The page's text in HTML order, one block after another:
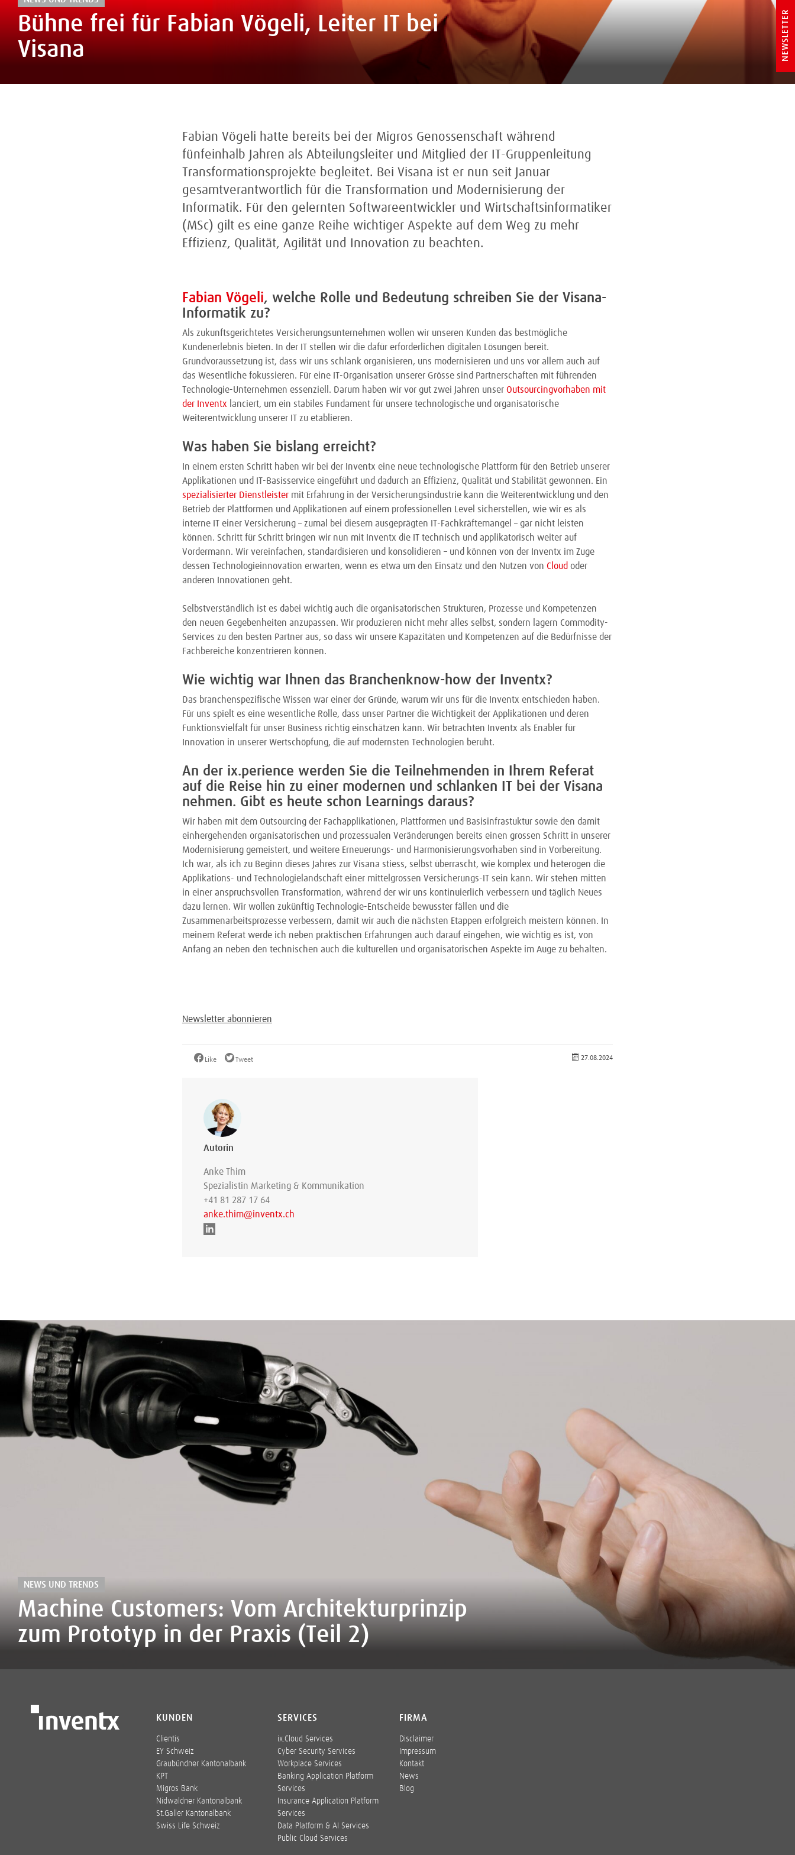
Bühne frei für Fabian Vögeli, Leiter IT bei
Visana
Fabian Vögeli hatte bereits bei der Migros Genossenschaft während
fünfeinhalb Jahren als Abteilungsleiter und Mitglied der IT-Gruppenleitung
Transformationsprojekte begleitet. Bei Visana ist er nun seit Januar
gesamtverantwortlich für die Transformation und Modernisierung der
Informatik. Für den gelernten Softwareentwickler und Wirtschaftsinformatiker
(MSc) gilt es eine ganze Reihe wichtiger Aspekte auf dem Weg zu mehr
Effizienz, Qualität, Agilität und Innovation zu beachten.
Fabian Vögeli, welche Rolle und Bedeutung schreiben Sie der Visana-
Informatik zu?
Als zukunftsgerichtetes Versicherungsunternehmen wollen wir unseren Kunden das bestmögliche
Kundenerlebnis bieten. In der IT stellen wir die dafür erforderlichen digitalen Lösungen bereit.
Grundvoraussetzung ist, dass wir uns schlank organisieren, uns modernisieren und uns vor allem auch auf
das Wesentliche fokussieren. Für eine IT-Organisation unserer Grösse sind Partnerschaften mit führenden
Technologie-Unternehmen essenziell. Darum haben wir vor gut zwei Jahren unser Outsourcingvorhaben mit
der Inventx lanciert, um ein stabiles Fundament für unsere technologische und organisatorische
Weiterentwicklung unserer IT zu etablieren.
Was haben Sie bislang erreicht?
In einem ersten Schritt haben wir bei der Inventx eine neue technologische Plattform für den Betrieb unserer
Applikationen und IT-Basisservice eingeführt und dadurch an Effizienz, Qualität und Stabilität gewonnen. Ein
spezialisierter Dienstleistermit Erfahrung in der Versicherungsindustrie kann die Weiterentwicklung und den
Betrieb der Plattformen und Applikationen auf einem professionellen Level sicherstellen, wie wir es als
interne IT einer Versicherung – zumal bei diesem ausgeprägten IT-Fachkräftemangel – gar nicht leisten
können. Schritt für Schritt bringen wir nun mit Inventx die IT technisch und applikatorisch weiter auf
Vordermann. Wir vereinfachen, standardisieren und konsolidieren – und können von der Inventx im Zuge
dessen Technologieinnovation erwarten, wenn es etwa um den Einsatz und den Nutzen von Cloud oder
anderen Innovationen geht.
Selbstverständlich ist es dabei wichtig auch die organisatorischen Strukturen, Prozesse und Kompetenzen
den neuen Gegebenheiten anzupassen. Wir produzieren nicht mehr alles selbst, sondern lagern Commodity-
Services zu den besten Partner aus, so dass wir unsere Kapazitäten und Kompetenzen auf die Bedürfnisse der
Fachbereiche konzentrieren können.
Wie wichtig war Ihnen das Branchenknow-how der Inventx?
Das branchenspezifische Wissen war einer der Gründe, warum wir uns für die Inventx entschieden haben.
Für uns spielt es eine wesentliche Rolle, dass unser Partner die Wichtigkeit der Applikationen und deren
Funktionsvielfalt für unser Business richtig einschätzen kann. Wir betrachten Inventx als Enabler für
Innovation in unserer Wertschöpfung, die auf modernsten Technologien beruht.
An der ix.perience werden Sie die Teilnehmenden in Ihrem Referat
auf die Reise hin zu einer modernen und schlanken IT bei der Visana
nehmen. Gibt es heute schon Learnings daraus?
Wir haben mit dem Outsourcing der Fachapplikationen, Plattformen und Basisinfrastuktur sowie den damit
einhergehenden organisatorischen und prozessualen Veränderungen bereits einen grossen Schritt in unserer
Modernisierung gemeistert, und weitere Erneuerungs- und Harmonisierungsvorhaben sind in Vorbereitung.
Ich war, als ich zu Beginn dieses Jahres zur Visana stiess, selbst überrascht, wie komplex und heterogen die
Applikations- und Technologielandschaft einer mittelgrossen Versicherungs-IT sein kann. Wir stehen mitten
in einer anspruchsvollen Transformation, während der wir uns kontinuierlich verbessern und täglich Neues
dazu lernen. Wir wollen zukünftig Technologie-Entscheide bewusster fällen und die
Zusammenarbeitsprozesse verbessern, damit wir auch die nächsten Etappen erfolgreich meistern können. In
meinem Referat werde ich neben praktischen Erfahrungen auch darauf eingehen, wie wichtig es ist, von
Anfang an neben den technischen auch die kulturellen und organisatorischen Aspekte im Auge zu behalten.
Newsletter abonnieren
Like Tweet 27.08.2024
Autorin
Anke Thim
Spezialistin Marketing & Kommunikation
+41 81 287 17 64
anke.thim@inventx.ch
NEWS UND TRENDS
Machine Customers: Vom Architekturprinzip
zum Prototyp in der Praxis (Teil 2)
KUNDEN
Clientis
EY Schweiz
Graubündner Kantonalbank
KPT
Migros Bank
Nidwaldner Kantonalbank
St.Galler Kantonalbank
Swiss Life Schweiz
SERVICES
ix.Cloud Services
Cyber Security Services
Workplace Services
Banking Application Platform
Services
Insurance Application Platform
Services
Data Platform & AI Services
Public Cloud Services
FIRMA
Disclaimer
Impressum
Kontakt
News
Blog
NEWSLETTER